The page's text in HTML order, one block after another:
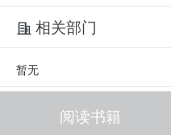
相关部门
暂无
相关人员
阅读书籍